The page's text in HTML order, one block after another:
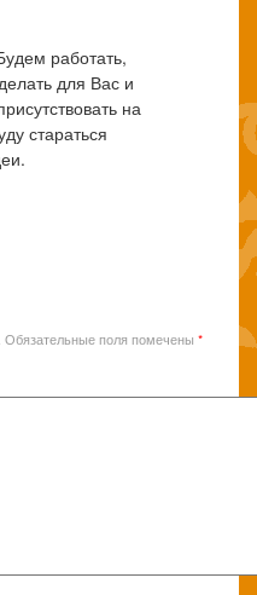
работать,
для Вас и
на
стараться
Обязательные поля помечены *